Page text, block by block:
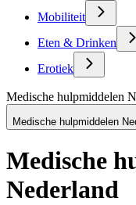
Mobiliteit
Eten & Drinken
Erotiek
Medische hulpmiddelen
Medische hulpmiddelen
Medische
Nederland